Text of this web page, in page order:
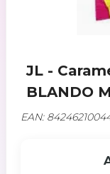
JL -
BLANDO
EAN: